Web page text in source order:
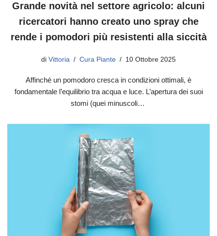
Grande novità nel settore agricolo: alcuni
ricercatori hanno creato uno spray che
rende i pomodori più resistenti alla siccità
di Vittoria Cura Piante 10 Ottobre 2025
Affinché un pomodoro cresca in condizioni ottimali, è
fondamentale l’equilibrio tra acqua e luce. L’apertura dei suoi
stomi (quei minuscoli…